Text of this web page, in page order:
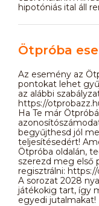
hipotóniás ital áll
Ötpróba
Az esemény az
pontokat lehet
az alábbi
https://
Ha Te már
begyűjthesd jól
teljesítésedért!
Ötpróba oldalán,
szerezd meg első
regisztrálni:
A sorozat 2028
játékokig tart, így
egyedi jutalmakat!